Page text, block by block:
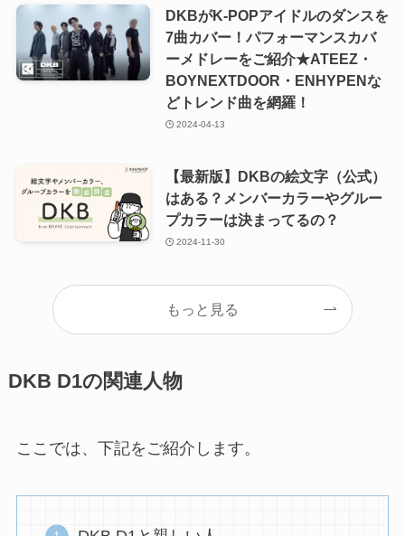
DKBがK-POPアイドルのダンスを
7曲カバー！パフォーマンスカバ
ーメドレーをご紹介★ATEEZ・
BOYNEXTDOOR・ENHYPENな
どトレンド曲を網羅！
2024-04-13
【最新版】DKBの絵文字（公式）
はある？メンバーカラーやグルー
プカラーは決まってるの？
2024-11-30
もっと見る
DKB D1の関連人物
ここでは、下記をご紹介します。